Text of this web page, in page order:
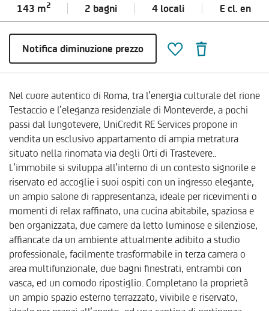
143 m2 2 bagni 4 locali E cl. en
Notifica diminuzione prezzo
Nel cuore autentico di Roma, tra l’energia culturale del rione
Testaccio e l’eleganza residenziale di Monteverde, a pochi
passi dal lungotevere, UniCredit RE Services propone in
vendita un esclusivo appartamento di ampia metratura
situato nella rinomata via degli Orti di Trastevere..
L’immobile si sviluppa all’interno di un contesto signorile e
riservato ed accoglie i suoi ospiti con un ingresso elegante,
un ampio salone di rappresentanza, ideale per ricevimenti o
momenti di relax raffinato, una cucina abitabile, spaziosa e
ben organizzata, due camere da letto luminose e silenziose,
affiancate da un ambiente attualmente adibito a studio
professionale, facilmente trasformabile in terza camera o
area multifunzionale, due bagni finestrati, entrambi con
vasca, ed un comodo ripostiglio. Completano la proprietà
un ampio spazio esterno terrazzato, vivibile e riservato,